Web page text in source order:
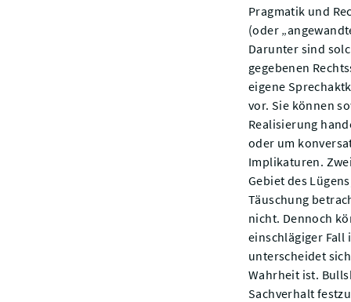
Pragmatik und
(oder
Darunter sind
gegebenen
eigene
vor. Sie können
Realisierung
oder um
Implikaturen.
Gebiet des
Täuschung
nicht. Dennoch
einschlägiger Fall
unterscheidet
Wahrheit ist.
Sachverhalt